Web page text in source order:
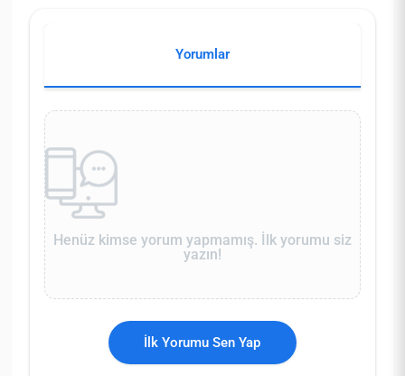
Yorumlar
Henüz kimse yorum yapmamış. İlk yorumu siz
yazın!
İlk Yorumu Sen Yap